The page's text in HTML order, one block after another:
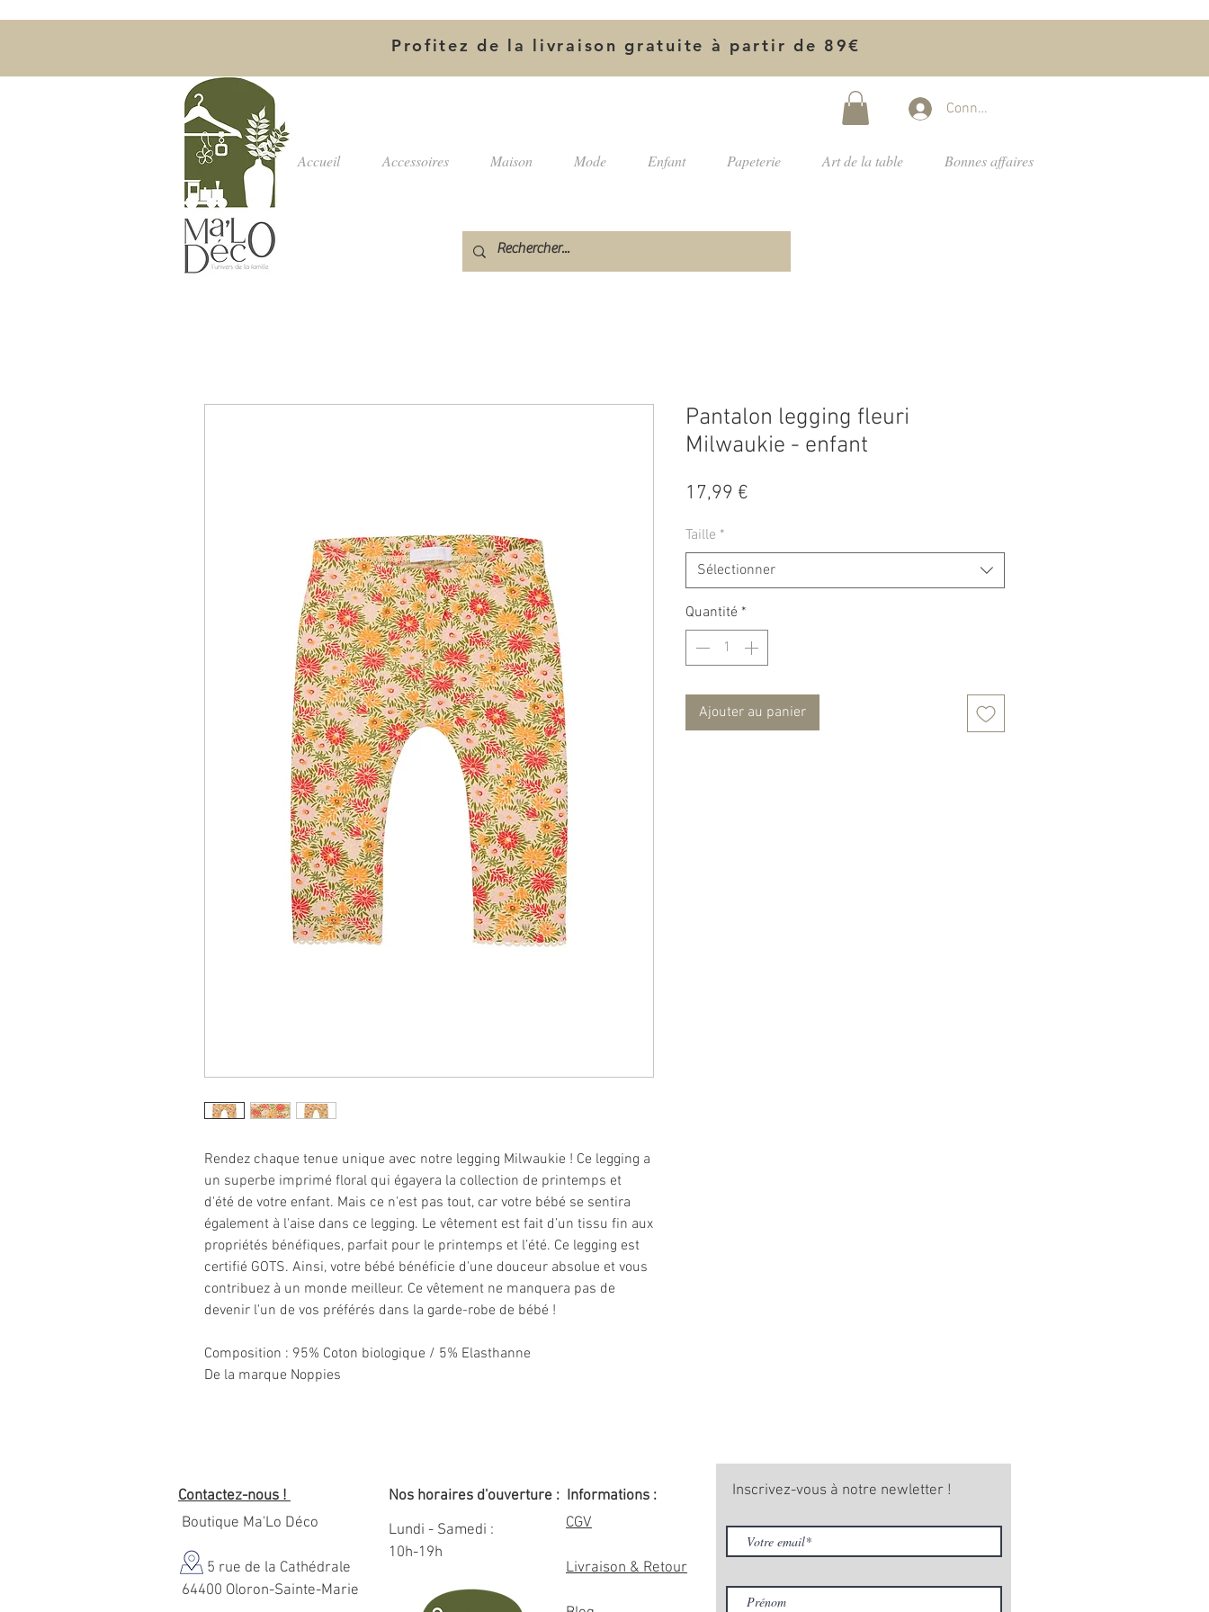
Profitez de la livraison gratuite à partir de 89€
Connectez-vous
Accueil Accessoires Maison Mode Enfant Papeterie Art de la table Bonnes affaires
Rendez chaque tenue unique avec notre legging Milwaukie ! Ce legging a
un superbe imprimé floral qui égayera la collection de printemps et
d'été de votre enfant. Mais ce n'est pas tout, car votre bébé se sentira
également à l'aise dans ce legging. Le vêtement est fait d’un tissu fin aux
propriétés bénéfiques, parfait pour le printemps et l’été. Ce legging est
certifié GOTS. Ainsi, votre bébé bénéficie d'une douceur absolue et vous
contribuez à un monde meilleur. Ce vêtement ne manquera pas de
devenir l'un de vos préférés dans la garde-robe de bébé !
Composition : 95% Coton biologique / 5% Elasthanne
De la marque Noppies
Pantalon legging fleuri
Milwaukie - enfant
17,99 €
Taille *
Sélectionner
Quantité *
Ajouter au panier
Contactez-nous !
Boutique Ma'Lo Déco
5 rue de la Cathédrale
64400 Oloron-Sainte-Marie
Nos horaires d'ouverture :
Lundi - Samedi :
10h-19h
Informations :
CGV
Livraison & Retour
Inscrivez-vous à notre newletter !